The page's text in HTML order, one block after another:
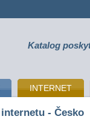
Katalog
INTERNET
- Česko